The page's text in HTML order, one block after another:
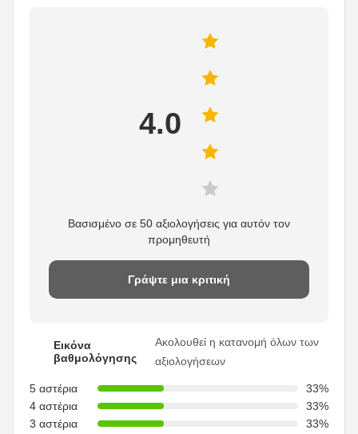
4.0
Βασισμένο σε 50 αξιολογήσεις για αυτόν τον
προμηθευτή
Γράψτε μια κριτική
Εικόνα
βαθμολόγησης
Ακολουθεί η κατανομή όλων των
αξιολογήσεων
5 αστέρια
33%
4 αστέρια
33%
3 αστέρια
33%